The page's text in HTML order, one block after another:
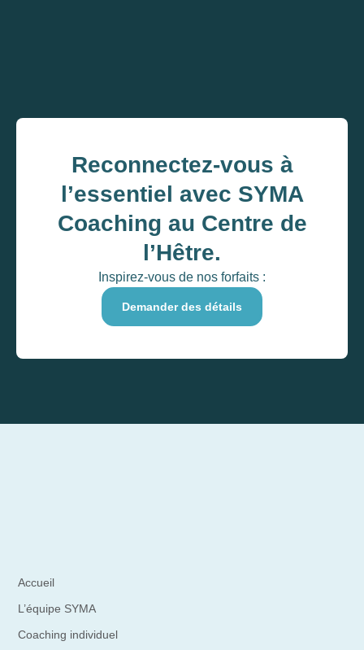
Reconnectez-vous à
l’essentiel avec SYMA
Coaching au Centre de
l’Hêtre.
Inspirez-vous de nos forfaits :
Demander des détails
Accueil
L’équipe SYMA
Coaching individuel